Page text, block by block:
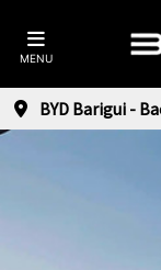
MENU
BYD Barigui -